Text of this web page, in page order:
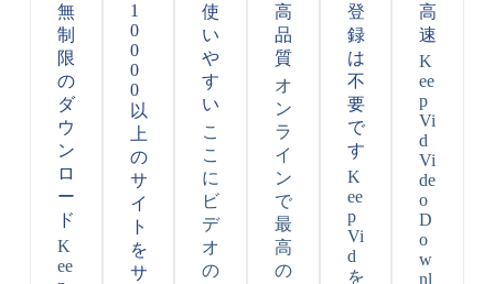
無
制
限
の
ダ
ウ
ン
ロ
ー
ド
K
ee
1
0
0
0
0
以
上
の
サ
イ
ト
を
サ
使
い
や
す
い
こ
こ
に
ビ
デ
オ
の
高
品
質
オ
ン
ラ
イ
ン
で
最
高
の
登
録
は
不
要
で
す
K
ee
p
Vi
d
を
高
速
K
ee
p
Vi
d
Vi
de
o
D
o
w
nl